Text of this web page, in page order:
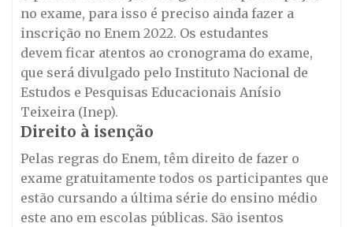
no exame, para isso é preciso ainda fazer a
inscrição no Enem 2022. Os estudantes
devem ficar atentos ao cronograma do exame,
que será divulgado pelo Instituto Nacional de
Estudos e Pesquisas Educacionais Anísio
Teixeira (Inep).
Direito à isenção
Pelas regras do Enem, têm direito de fazer o
exame gratuitamente todos os participantes que
estão cursando a última série do ensino médio
este ano em escolas públicas. São isentos